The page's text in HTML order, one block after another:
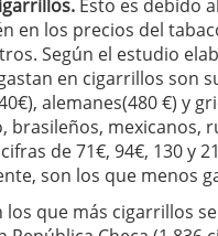
Esto es debido
en los precios del
Según el estudio
en cigarrillos son
alemanes(480 €) y
brasileños, mexicanos,
de 71€, 94€, 130 y
son los que menos
los que más cigarrillos